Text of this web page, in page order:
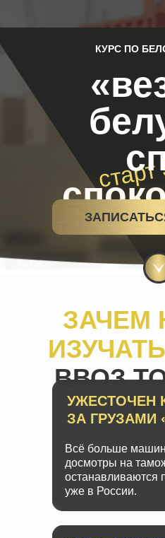
КУРС ПО
ЗАЧЕМ
ИЗУЧАТЬ
ВВОЗ
УЖЕСТОЧЕН
ЗА ГРУЗАМИ
Всё больше
досмотры на
уже в России.